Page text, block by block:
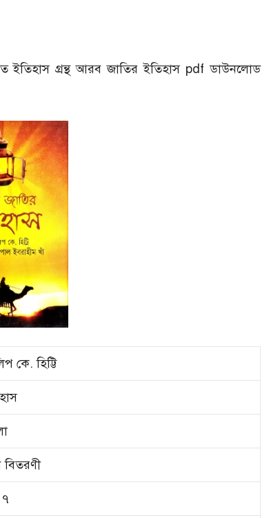
ইতিহাস গ্রন্থ আরব জাতির ইতিহাস pdf ডাউনলোড
কে. হিট্টি
বিতরণী